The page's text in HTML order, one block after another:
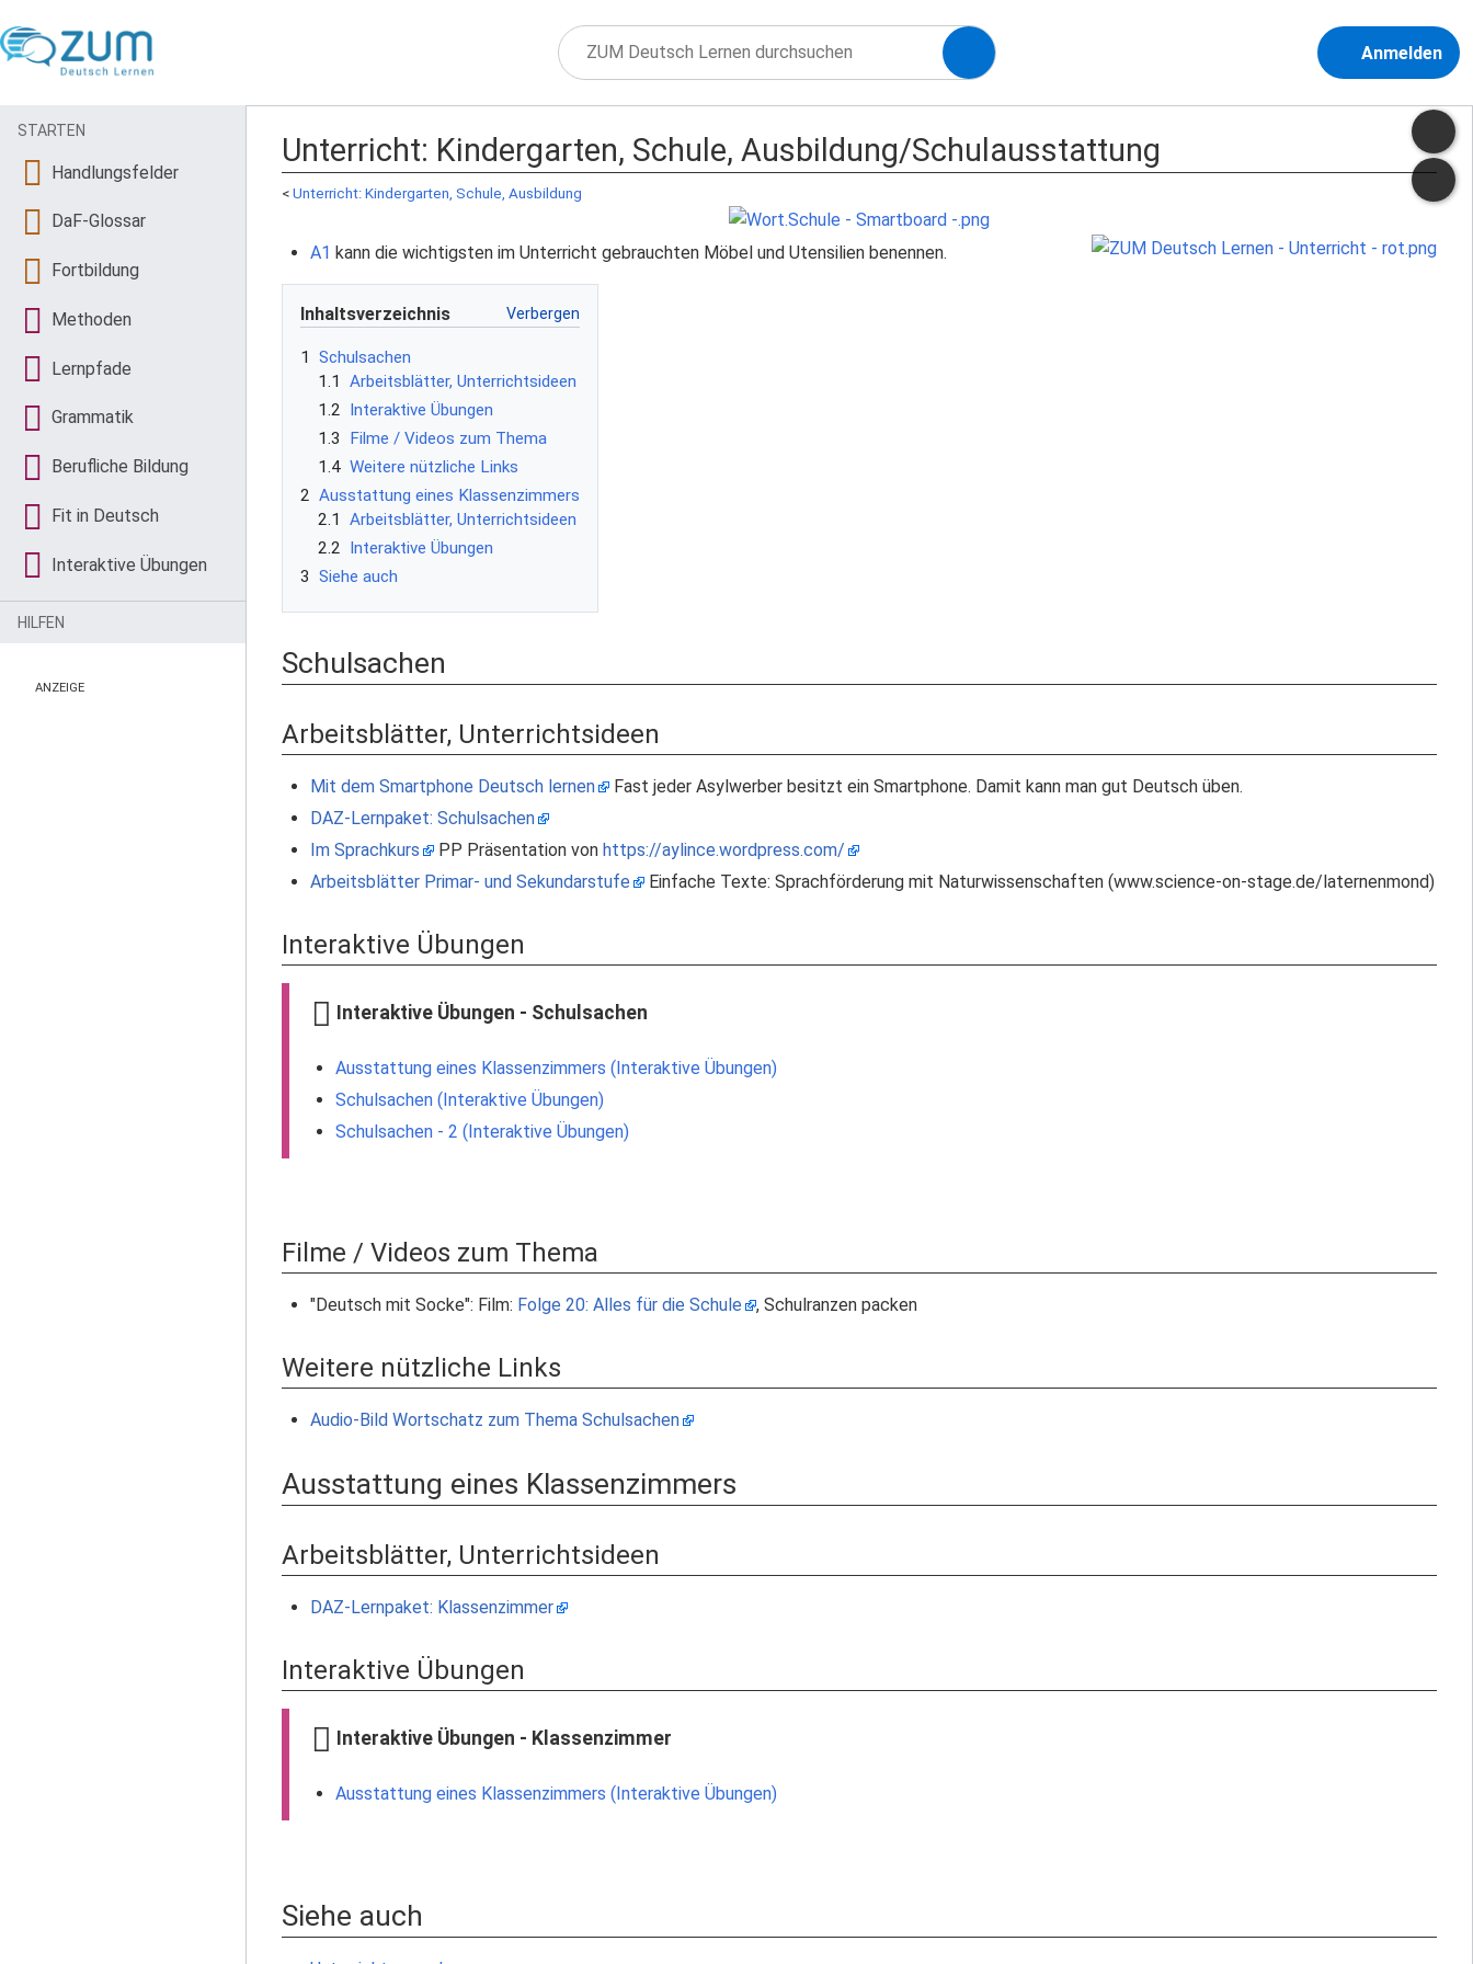
Anmelden
Unterricht: Kindergarten, Schule, Ausbildung/Schulausstattung
< Unterricht: Kindergarten, Schule, Ausbildung
A1 kann die wichtigsten im Unterricht gebrauchten Möbel und Utensilien benennen.
Inhaltsverzeichnis
1
Schulsachen
1.1
Arbeitsblätter, Unterrichtsideen
1.2 Interaktive Übungen
1.3
Filme / Videos zum Thema
1.4 Weitere nützliche Links
2 Ausstattung eines Klassenzimmers
2.1
Arbeitsblätter, Unterrichtsideen
2.2 Interaktive Übungen
3 Siehe auch
Schulsachen
Arbeitsblätter, Unterrichtsideen
Mit dem Smartphone Deutsch lernen
Fast jeder Asylwerber besitzt ein Smartphone. Damit kann man gut Deutsch üben.
DAZ-Lernpaket: Schulsachen
Im Sprachkurs
PP Präsentation von https://aylince.wordpress.com/
Arbeitsblätter Primar- und Sekundarstufe
Einfache Texte: Sprachförderung mit Naturwissenschaften (www.science-on-stage.de/laternenmond)
Interaktive Übungen
Interaktive Übungen - Schulsachen
Ausstattung eines Klassenzimmers (Interaktive Übungen)
Schulsachen (Interaktive Übungen)
Schulsachen - 2 (Interaktive Übungen)
Filme / Videos zum Thema
"Deutsch mit Socke": Film: Folge 20: Alles für die Schule , Schulranzen packen
Weitere nützliche Links
Audio-Bild Wortschatz zum Thema Schulsachen
Ausstattung eines Klassenzimmers
Arbeitsblätter, Unterrichtsideen
DAZ-Lernpaket: Klassenzimmer
Interaktive Übungen
Interaktive Übungen - Klassenzimmer
Ausstattung eines Klassenzimmers (Interaktive Übungen)
Siehe auch
STARTEN
Handlungsfelder
DaF-Glossar
Fortbildung
Methoden
Lernpfade
Grammatik
Berufliche Bildung
Fit in Deutsch
Interaktive Übungen
HILFEN
ANZEIGE